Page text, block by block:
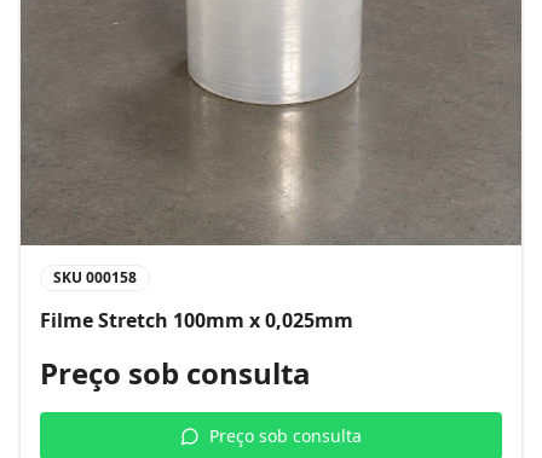
SKU 000158
Filme Stretch 100mm x 0,025mm
Preço sob consulta
Preço sob consulta